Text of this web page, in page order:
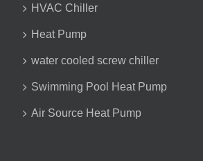
HVAC Chiller
Heat Pump
water cooled screw chiller
Swimming Pool Heat Pump
Air Source Heat Pump